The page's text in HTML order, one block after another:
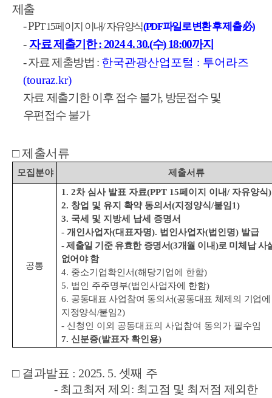
제출
- PPT 15페이지 이내/자유양식(PDF파일로 변환 후 제출必)
- 자료 제출기한: 2024 4. 30.(수) 18:00까지
-자료 제출방법 : 한국관광산업포털 : 투어라즈
(touraz.kr)
자료 제출기한 이후 접수 불가, 방문접수 및
우편접수 불가
□제출서류
모집분야 제출서류
공통
1. 2차 심사 발표 자료(PPT 15페이지 이내/자유양식)
2. 창업 및 유지 확약 동의서(지정양식/붙임 1)
3. 국세 및 지방세 납세 증명서
- 개인사업자(대표자명). 법인사업자(법인명) 발급
-제출일 기준 유효한 증명서(3개월 이내)로 미체납 사
없어야 함
4. 중소기업확인서(해당기업에 한함)
5. 법인 주주명부(법인사업자에 한함)
6. 공동대표 사업참여 동의서(공동대표 체제의 기업
지정양식/붙임2)
- 신청인 이외 공동대표의 사업참여 동의가 필수임
7. 신분증(발표자 확인용)
□ 결과발표 : 2025. 5. 셋째 주
- 최고최저 제외 : 최고점 및 최저점 제외한